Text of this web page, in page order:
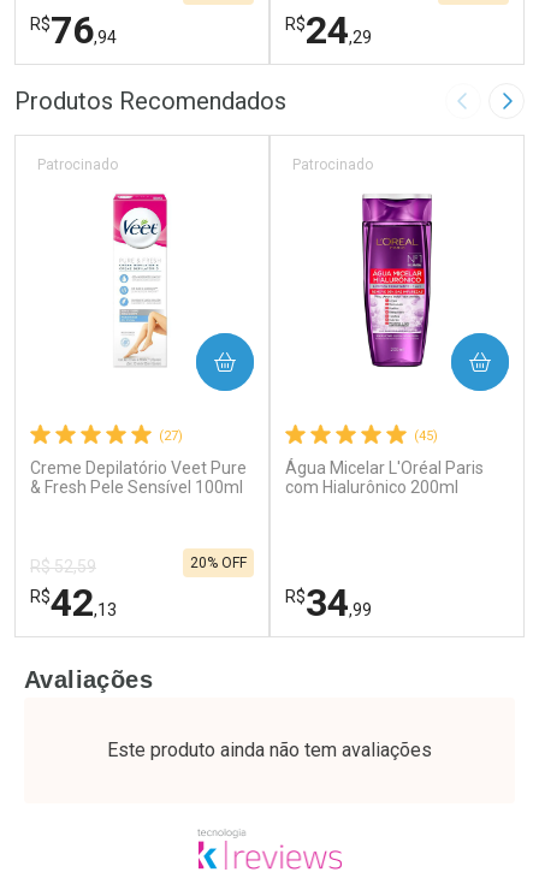
R$76,94
FECHAR
Laboratório
Ativar Desconto
Por R$ 76,94/cada
FECHAR
Por Menos
R$24,29
Laboratório
Ativar Desconto
Por Menos
Produtos Recomendados Imagem
(27)
Creme Depilatório Veet Pure
& Fresh Pele Sensível 100ml
Patrocinado
R$ 52,59
R$42,13
20% OFF
COMPRAR
Laboratório
Por Menos
(45)
Água Micelar L'Oréal Paris
com Hialurônico 200ml
Patrocinado
R$34,99
COMPRAR
Laboratório
Por Menos
Avaliações
Este produto ainda não tem avaliações